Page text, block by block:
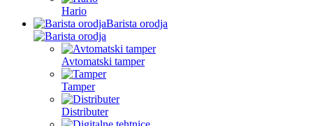
Hario
Barista orodja
Avtomatski tamper
Tamper
Distributer